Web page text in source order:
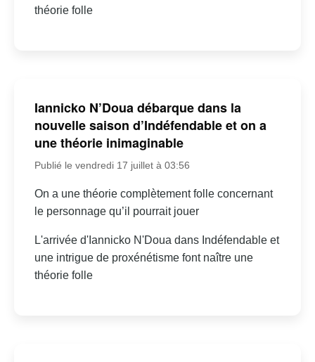
théorie folle
Iannicko N’Doua débarque dans la
nouvelle saison d’Indéfendable et on a
une théorie inimaginable
Publié le vendredi 17 juillet à 03:56
On a une théorie complètement folle concernant
le personnage qu’il pourrait jouer
L'arrivée d'Iannicko N'Doua dans Indéfendable et
une intrigue de proxénétisme font naître une
théorie folle